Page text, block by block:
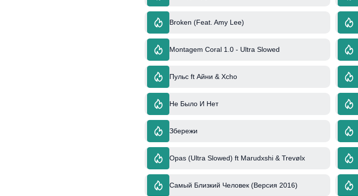
Broken (Feat. Amy Lee)
Montagem Coral 1.0 - Ultra Slowed
Пульс ft Айни & Xcho
Не Было И Нет
Збережи
Opas (Ultra Slowed) ft Marudxshi & Trevølx
Самый Близкий Человек (Версия 2016)